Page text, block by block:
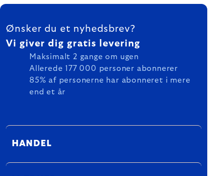
FOOTER
Ønsker du et nyhedsbrev?
Vi giver dig gratis levering
Maksimalt 2 gange om ugen
Allerede 177 000 personer abonnerer
85% af personerne har abonneret i mere
end et år
HANDEL